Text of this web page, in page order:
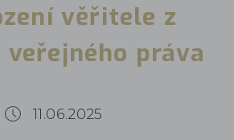
věřitele z
veřejného práva
11.06.2025